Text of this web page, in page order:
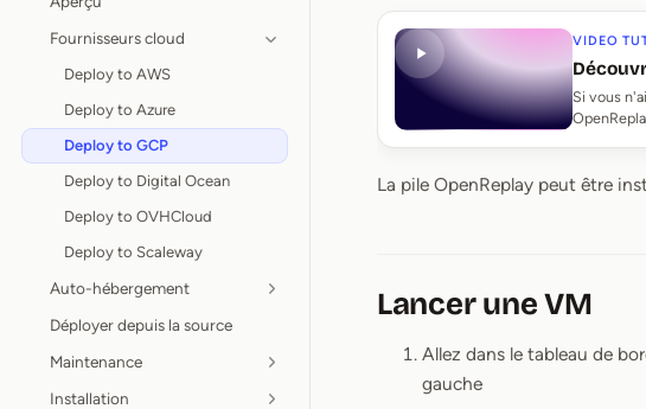
Fournisseurs cloud
Deploy to AWS
Deploy to Azure
Deploy to GCP
Deploy to Digital Ocean
Deploy to OVHCloud
Deploy to Scaleway
Auto-hébergement
Déployer depuis la source
Maintenance
Installation
Déployer sur
VIDEO
Si vous
La pile OpenReplay peut être
Lancer une VM
Allez dans le tableau de
gauche